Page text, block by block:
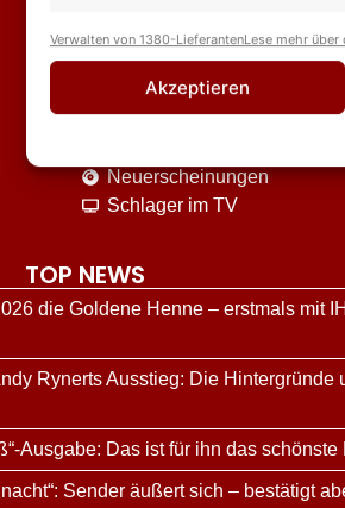
Verwalten von 1380-LieferantenLese mehr über
Akzeptieren
News
Neuerscheinungen
Schlager im TV
TOP NEWS
die Goldene Henne – erstmals mit
Rynerts Ausstieg: Die Hintergründe
Ausgabe: Das ist für ihn das schönste
Sender äußert sich – bestätigt